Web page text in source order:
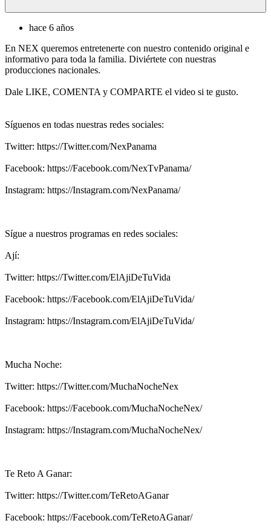
hace 6 años
En NEX queremos entretenerte con nuestro contenido original e
informativo para toda la familia. Diviértete con nuestras
producciones nacionales.
Dale LIKE, COMENTA y COMPARTE el video si te gusto.
Síguenos en todas nuestras redes sociales:
Twitter: https://Twitter.com/NexPanama
Facebook: https://Facebook.com/NexTvPanama/
Instagram: https://Instagram.com/NexPanama/
Sígue a nuestros programas en redes sociales:
Ají:
Twitter: https://Twitter.com/ElAjiDeTuVida
Facebook: https://Facebook.com/ElAjiDeTuVida/
Instagram: https://Instagram.com/ElAjiDeTuVida/
Mucha Noche:
Twitter: https://Twitter.com/MuchaNocheNex
Facebook: https://Facebook.com/MuchaNocheNex/
Instagram: https://Instagram.com/MuchaNocheNex/
Te Reto A Ganar:
Twitter: https://Twitter.com/TeRetoAGanar
Facebook: https://Facebook.com/TeRetoAGanar/